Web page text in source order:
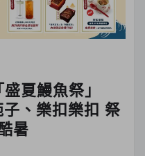
夏鰻魚祭」
、樂扣樂扣 祭
暑